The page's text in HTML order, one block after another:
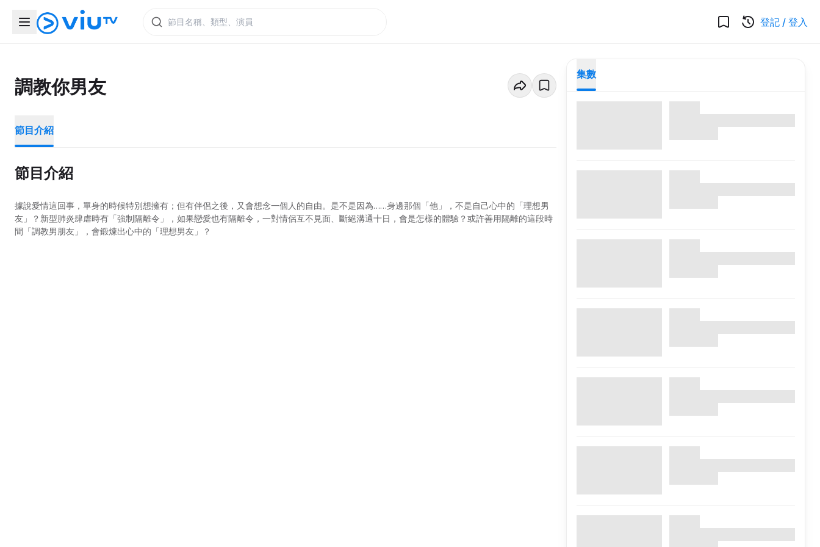
登記 / 登入
調教你男友
節目介紹
節目介紹
據說愛情這回事，單身的時候特別想擁有；但有伴侶之後，又會想念一個人的自由。是不是因為……身邊那個「他」，不是自己心中的「理想男
友」？新型肺炎肆虐時有「強制隔離令」，如果戀愛也有隔離令，一對情侶互不見面、斷絕溝通十日，會是怎樣的體驗？或許善用隔離的這段時
間「調教男朋友」，會鍛煉出心中的「理想男友」？
集數